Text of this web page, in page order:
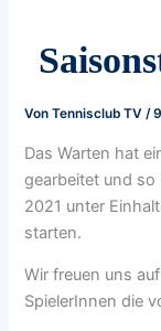
VonTennisclub TV/
Das Warten hat
gearbeitet und
2021 unter
starten.
Wir freuen uns
SpielerInnen die